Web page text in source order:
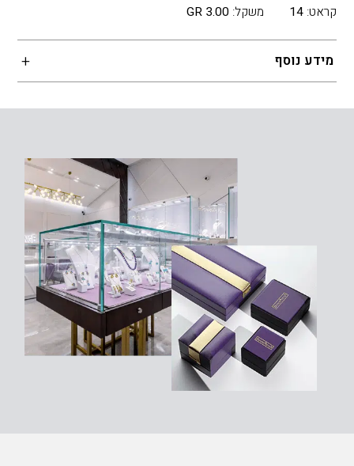
קראט: 14 משקל: 3.00 GR
מידע נוסף